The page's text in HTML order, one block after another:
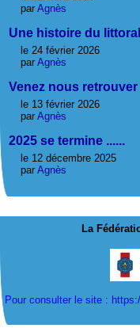
par Agnès
Une histoire du
le 24 février 2026
par Agnès
Venez nous retrouver
le 13 février 2026
par Agnès
2025 se termine ......
le 12 décembre 2025
par Agnès
La
Pour consulter le site :